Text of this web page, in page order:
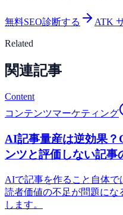
無料SEO診断する ATK
Related
関連記事
Content
コンテンツマーケティング
AI記事量産は逆効果？
ンツと評価しない記事
AIで記事を作ること自体で
読者価値の不足が問題にな
します。